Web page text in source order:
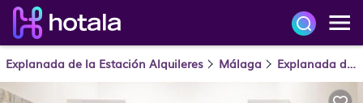
Explanada de la Estación Alquileres Málaga Explanada de la Estación